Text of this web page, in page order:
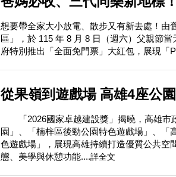
想要帶全家大小放電、散步又有新去處！由
區」，於 115 年 8 月 8 日（週六）父親節
府特別推出「全面免門票」大紅包，展現「
從果嶺到遊戲場 高雄4座公
「2026國家卓越建設獎」揭曉，高雄市
園」、「楠梓區後勁公園特色遊戲場」、
色遊戲場」，展現高雄持續打造優質公共空
態、美學與休憩功能....詳全文